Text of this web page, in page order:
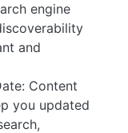
engine
and
Content
you updated